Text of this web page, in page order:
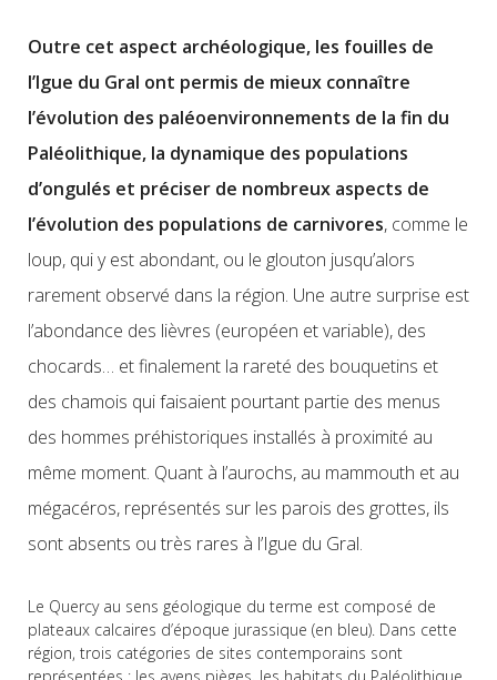
Outre cet aspect archéologique, les fouilles de
l’Igue du Gral ont permis de mieux connaître
l’évolution des paléoenvironnements de la fin du
Paléolithique, la dynamique des populations
d’ongulés et préciser de nombreux aspects de
l’évolution des populations de carnivores, comme le
loup, qui y est abondant, ou le glouton jusqu’alors
rarement observé dans la région. Une autre surprise est
l’abondance des lièvres (européen et variable), des
chocards… et finalement la rareté des bouquetins et
des chamois qui faisaient pourtant partie des menus
des hommes préhistoriques installés à proximité au
même moment. Quant à l’aurochs, au mammouth et au
mégacéros, représentés sur les parois des grottes, ils
sont absents ou très rares à l’Igue du Gral.
Le Quercy au sens géologique du terme est composé de
plateaux calcaires d’époque jurassique (en bleu). Dans cette
région, trois catégories de sites contemporains sont